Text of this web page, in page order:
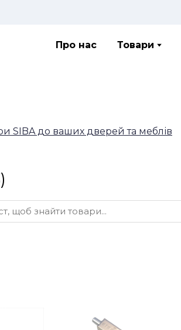
Про нас Товари
SIBA до ваших дверей та меблів